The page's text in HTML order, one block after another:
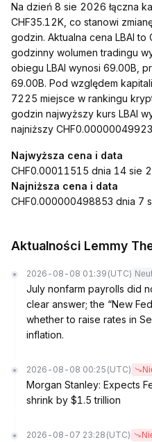
Na dzień 8 sie 2026 łączna
CHF35.12K, co stanowi
godzin. Aktualna cena LBAI
godzinny wolumen tradingu
obiegu LBAI wynosi 69.00B,
69.00B. Pod względem
7225 miejsce w rankingu
godzin najwyższy kurs LBAI
najniższy
Najwyższa cena i data
CHF0.00011515 dnia 14 sie
Najniższa cena i data
CHF0.000000498853 dnia 7
Aktualności Lemmy
2026-08-08 01:39 (UTC)
July nonfarm payrolls did
clear answer; the “New
whether to raise rates in
inflation.
2026-08-08 00:25 (UTC)
Morgan Stanley: Expects
shrink by $1.5 trillion
2026-08-07 23:28 (UTC)